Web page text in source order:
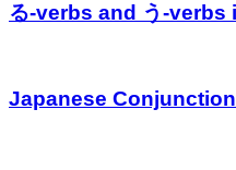
る-verbs and う-verbs
Japanese